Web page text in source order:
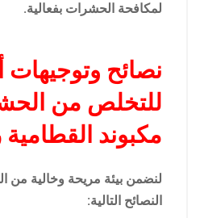
لمكافحة الحشرات بفعالية.
نصائح وتوجيهات
للتخلص من
مكبوند
لنضمن بيئة مريحة وخالية من
النصائح التالية: